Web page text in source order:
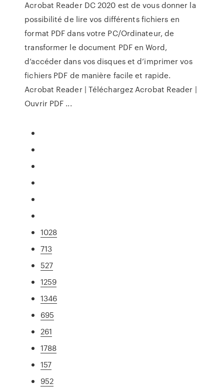
Acrobat Reader DC 2020 est de vous donner la
possibilité de lire vos différents fichiers en
format PDF dans votre PC/Ordinateur, de
transformer le document PDF en Word,
d’accéder dans vos disques et d’imprimer vos
fichiers PDF de manière facile et rapide.
Acrobat Reader | Téléchargez Acrobat Reader |
Ouvrir PDF ...
1028
713
527
1259
1346
695
261
1788
157
952